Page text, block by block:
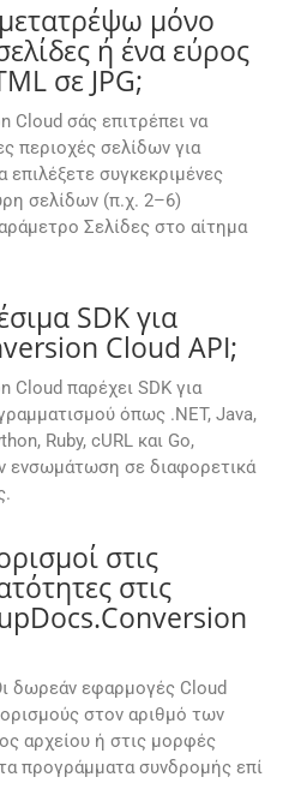
μόνο
ή ένα εύρος
σε JPG;
Cloud σάς επιτρέπει να
περιοχές σελίδων για
συγκεκριμένες
σελίδων (π.χ. 2–6)
Σελίδες στο αίτημα
SDK για
Cloud API;
Cloud παρέχει SDK για
όπως .NET, Java,
Ruby, cURL και Go,
ενσωμάτωση σε διαφορετικά
στις
στις
δωρεάν εφαρμογές Cloud
στον αριθμό των
αρχείου ή στις μορφές
προγράμματα συνδρομής επί